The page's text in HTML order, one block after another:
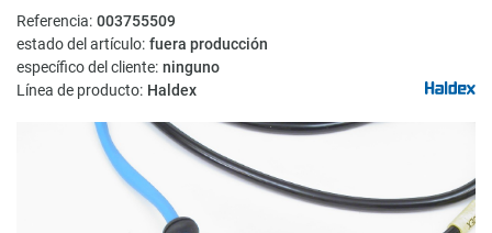
Referencia: 003755509
estado del artículo: fuera producción
específico del cliente: ninguno
Línea de producto: Haldex